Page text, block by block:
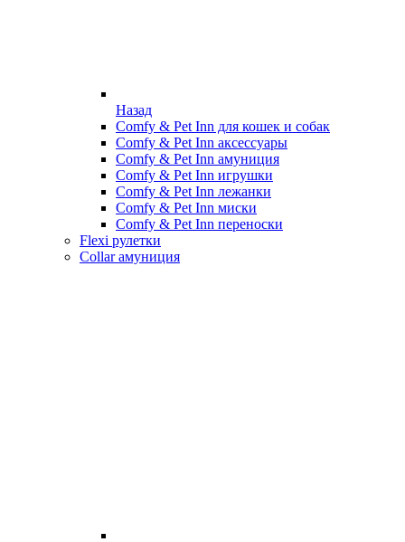
Назад
Comfy & Pet Inn для кошек и собак
Comfy & Pet Inn аксессуары
Comfy & Pet Inn амуниция
Comfy & Pet Inn игрушки
Comfy & Pet Inn лежанки
Comfy & Pet Inn миски
Comfy & Pet Inn переноски
Flexi рулетки
Collar амуниция